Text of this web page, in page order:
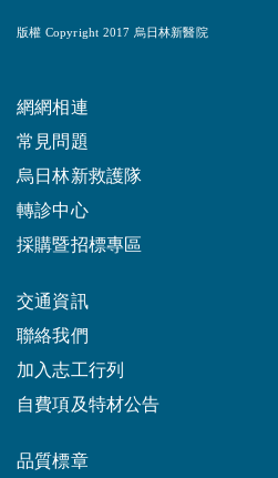
版權 Copyright 2017 烏日林新醫院
網網相連
常見問題
烏日林新救護隊
轉診中心
採購暨招標專區
交通資訊
聯絡我們
加入志工行列
自費項及特材公告
品質標章